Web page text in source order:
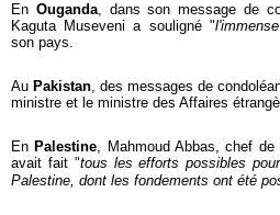
En Ouganda, dans son message de
Kaguta Museveni a souligné "
son pays.
Au Pakistan, des messages de
ministre et le ministre des Affaires
En Palestine, Mahmoud Abbas, chef
avait fait "tous les efforts possibles
Palestine, dont les fondements ont été